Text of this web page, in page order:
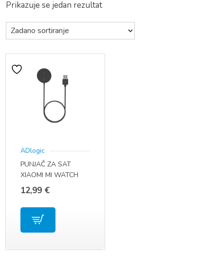
Prikazuje se jedan rezultat
ADlogic
PUNJAČ ZA SAT
XIAOMI MI WATCH
COLOR
12,99 €